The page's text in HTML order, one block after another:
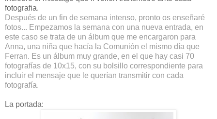
fotografia.
Después de un fin de semana intenso, pronto os enseñaré
fotos... Empezamos la semana con una nueva entrada, en
este caso se trata de un álbum que me encargaron para
Anna, una niña que hacía la Comunión el mismo día que
Ferran. Es un álbum muy grande, en el que hay casi 70
fotografías de 10x15, con su bolsillo correspondiente para
incluir el mensaje que le querían transmitir con cada
fotografía.
La portada: